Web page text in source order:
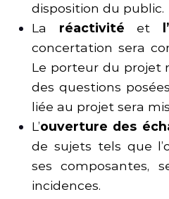
disposition du public.
La réactivité et
concertation sera
Le porteur du projet
des questions
liée au projet sera
L’ouverture des
de sujets tels que
ses composantes,
incidences.